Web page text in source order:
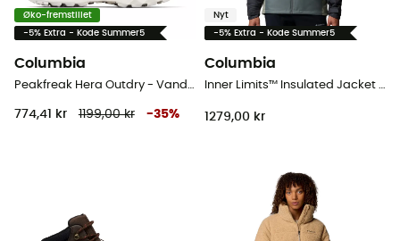
Øko-fremstillet
-5% Extra - Kode Summer5
Columbia
Peakfreak Hera Outdry - Vandresko - Damer
774,41 kr 1199,00 kr -35%
Nyt
-5% Extra - Kode Summer5
Columbia
Inner Limits™ Insulated Jacket - Jakke - Herrer
1279,00 kr